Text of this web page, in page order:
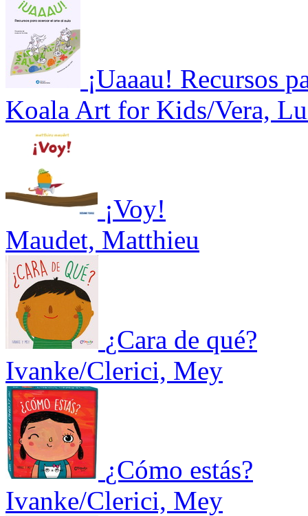
¡Uaaau! Recursos
Koala Art for Kids/Vera,
¡Voy!
Maudet, Matthieu
¿Cara de qué?
Ivanke/Clerici, Mey
¿Cómo estás?
Ivanke/Clerici, Mey